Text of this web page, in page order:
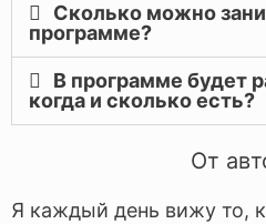
Сколько можно
программе?
В программе будет
когда и сколько есть?
От
Я каждый день вижу то,